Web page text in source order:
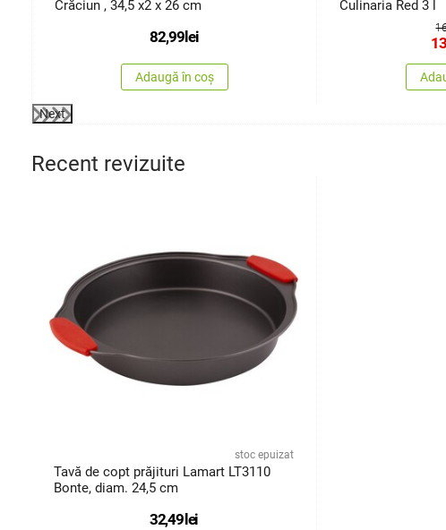
Crăciun , 34,5 x2 x 26 cm
82,99lei
Adaugă în coș
Culinaria Red 3 l
Next
Recent revizuite
stoc epuizat
Tavă de copt prăjituri Lamart LT3110
Bonte, diam. 24,5 cm
32,49lei